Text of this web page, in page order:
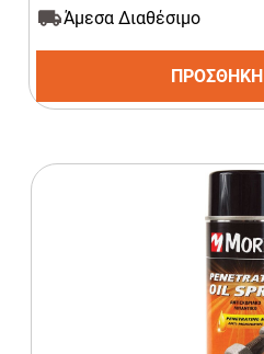
Άμεσα Διαθέσιμο
ΠΡΟΣΘΗΚΗ